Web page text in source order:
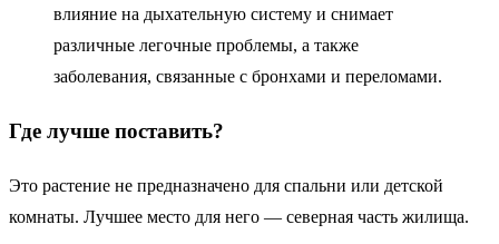
влияние на дыхательную систему и снимает
различные легочные проблемы, а также
заболевания, связанные с бронхами и переломами.
Где лучше поставить?
Это растение не предназначено для спальни или детской
комнаты. Лучшее место для него — северная часть жилища.